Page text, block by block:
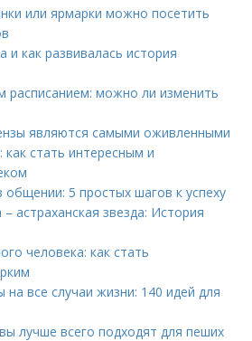
или ярмарки можно посетить
и как развивалась история
расписанием: можно ли изменить
являются самыми оживленными
стать интересным и
общении: 5 простых шагов к успеху
астраханская звезда: История
человека: как стать
все случаи жизни: 140 идей для
лучше всего подходят для пеших